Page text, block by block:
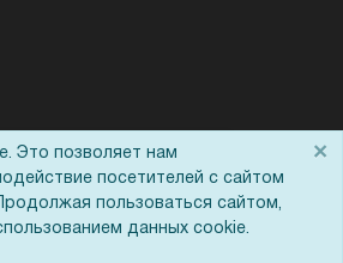
Это позволяет нам
посетителей с сайтом
пользоваться сайтом,
данных cookie.
×
приложение при
Не показывать